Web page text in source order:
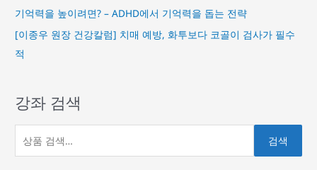
기억력을 높이려면? – ADHD에서 기억력을 돕는 전략
[이종우 원장 건강칼럼] 치매 예방, 화투보다 코골이 검사가 필수
적
강좌 검색
검색